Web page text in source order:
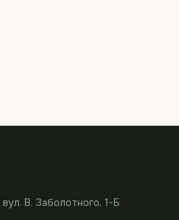
В. Заболотного, 1-Б